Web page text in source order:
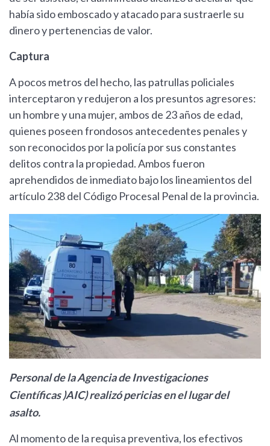
había sido emboscado y atacado para sustraerle su
dinero y pertenencias de valor.
Captura
A pocos metros del hecho, las patrullas policiales
interceptaron y redujeron a los presuntos agresores:
un hombre y una mujer, ambos de 23 años de edad,
quienes poseen frondosos antecedentes penales y
son reconocidos por la policía por sus constantes
delitos contra la propiedad. Ambos fueron
aprehendidos de inmediato bajo los lineamientos del
artículo 238 del Código Procesal Penal de la provincia.
Personal de la Agencia de Investigaciones
Científicas )AIC) realizó pericias en el lugar del
asalto.
Al momento de la requisa preventiva, los efectivos